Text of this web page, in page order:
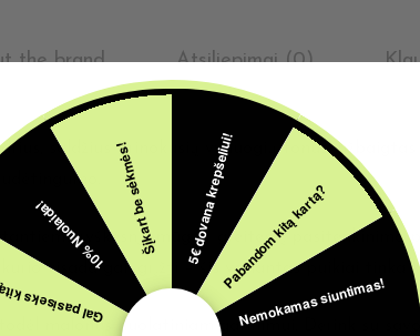
the brand Atsiliepimai (0)
saldžius prinokusių vynuogių tonus,
ryškesnį smūgį ir greitesnį
visada gali grįžti – šis variantas puikiai tinka
malonus nuolatiniam garinimui. Derink su
5€ dovana krepšeliui!Pabandom kitą kartą?
Nemokamas siuntimas!
kitą sykį?
10% Nuolaida!Šįkart be sėkmės!